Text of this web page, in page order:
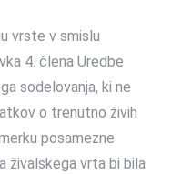
vrste v smislu
4. člena Uredbe
sodelovanja, ki ne
o trenutno živih
posamezne
živalskega vrta bi bila